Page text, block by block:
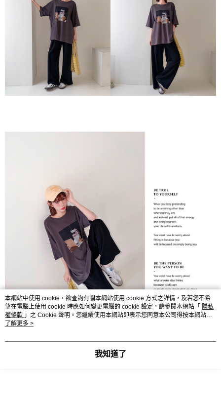
本網站中使用 cookie，欲查詢有關本網站使用 cookie 方式之詳情，及若您不希
望在電腦上使用 cookie 時應如何變更電腦的 cookie 設定，請參閱本網站「 隱私
權條款 」之 Cookie 聲明。您繼續使用本網站即表示您同意本公司得按本網站使
用條款之 Cookie 聲明使用 cookie。
了解更多 >
我知道了